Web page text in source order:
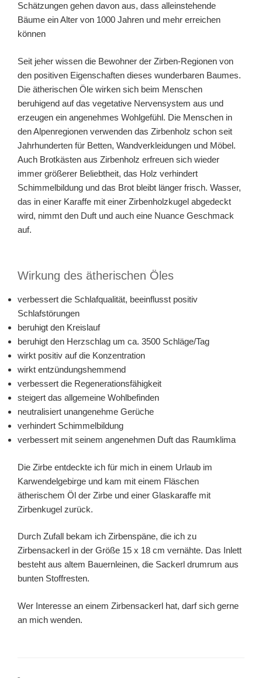
Schätzungen gehen davon aus, dass alleinstehende
Bäume ein Alter von 1000 Jahren und mehr erreichen
können
Seit jeher wissen die Bewohner der Zirben-Regionen von
den positiven Eigenschaften dieses wunderbaren Baumes.
Die ätherischen Öle wirken sich beim Menschen
beruhigend auf das vegetative Nervensystem aus und
erzeugen ein angenehmes Wohlgefühl. Die Menschen in
den Alpenregionen verwenden das Zirbenholz schon seit
Jahrhunderten für Betten, Wandverkleidungen und Möbel.
Auch Brotkästen aus Zirbenholz erfreuen sich wieder
immer größerer Beliebtheit, das Holz verhindert
Schimmelbildung und das Brot bleibt länger frisch. Wasser,
das in einer Karaffe mit einer Zirbenholzkugel abgedeckt
wird, nimmt den Duft und auch eine Nuance Geschmack
auf.
Wirkung des ätherischen Öles
verbessert die Schlafqualität, beeinflusst positiv
Schlafstörungen
beruhigt den Kreislauf
beruhigt den Herzschlag um ca. 3500 Schläge/Tag
wirkt positiv auf die Konzentration
wirkt entzündungshemmend
verbessert die Regenerationsfähigkeit
steigert das allgemeine Wohlbefinden
neutralisiert unangenehme Gerüche
verhindert Schimmelbildung
verbessert mit seinem angenehmen Duft das Raumklima
Die Zirbe entdeckte ich für mich in einem Urlaub im
Karwendelgebirge und kam mit einem Fläschen
ätherischem Öl der Zirbe und einer Glaskaraffe mit
Zirbenkugel zurück.
Durch Zufall bekam ich Zirbenspäne, die ich zu
Zirbensackerl in der Größe 15 x 18 cm vernähte. Das Inlett
besteht aus altem Bauernleinen, die Sackerl drumrum aus
bunten Stoffresten.
Wer Interesse an einem Zirbensackerl hat, darf sich gerne
an mich wenden.